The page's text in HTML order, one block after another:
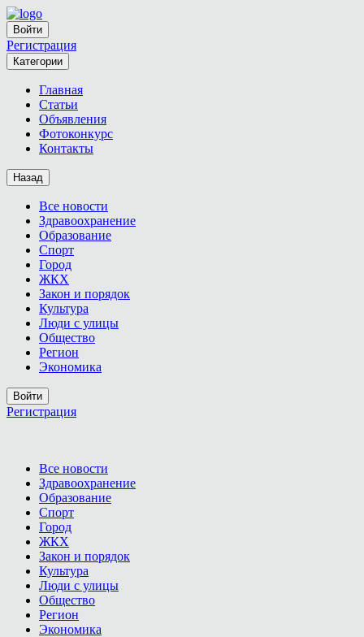
Войти
Регистрация
Категории
Главная
Статьи
Объявления
Фотоконкурс
Контакты
Назад
Все новости
Здравоохранение
Образование
Спорт
Город
ЖКХ
Закон и порядок
Культура
Люди с улицы
Общество
Регион
Экономика
Войти
Регистрация
Все новости
Здравоохранение
Образование
Спорт
Город
ЖКХ
Закон и порядок
Культура
Люди с улицы
Общество
Регион
Экономика